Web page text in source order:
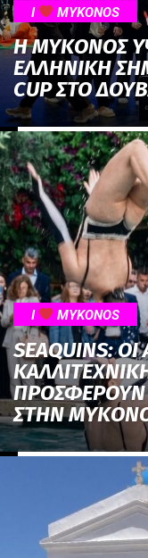
I MYKONOS
Η ΜΥΚΟΝΟΣ
ΕΛΛΗΝΙΚΗ
CUP ΣΤΟ
I MYKONOS
SEAQUINS:
ΣΤΗΝ